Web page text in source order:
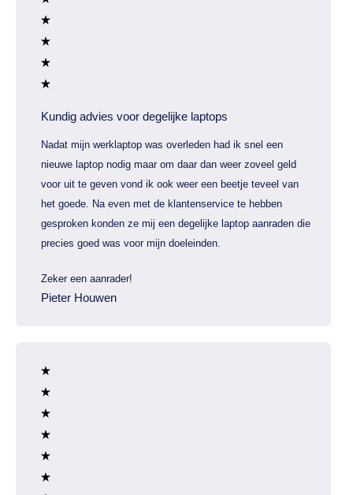
Kundig advies voor degelijke laptops
Nadat mijn werklaptop was overleden had ik snel een
nieuwe laptop nodig maar om daar dan weer zoveel geld
voor uit te geven vond ik ook weer een beetje teveel van
het goede. Na even met de klantenservice te hebben
gesproken konden ze mij een degelijke laptop aanraden die
precies goed was voor mijn doeleinden.
Zeker een aanrader!
Pieter Houwen